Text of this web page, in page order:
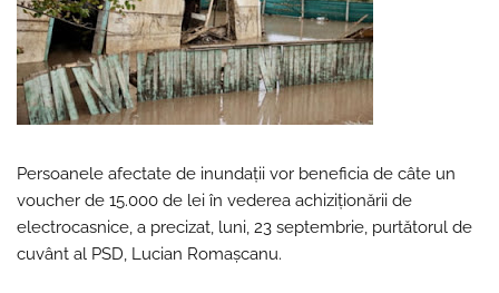
Persoanele afectate de inundaţii vor beneficia de câte un
voucher de 15.000 de lei în vederea achiziţionării de
electrocasnice, a precizat, luni, 23 septembrie, purtătorul de
cuvânt al PSD, Lucian Romaşcanu.